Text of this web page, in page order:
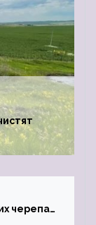
черепах